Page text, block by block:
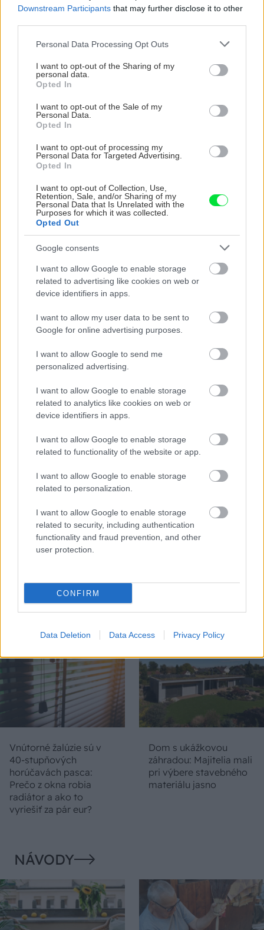
Downstream Participants that may further disclose it to other
Please note that this website/app uses one or more Google
not limited to your visit or usage behaviour. You may click to
grant or deny consent to Google and its third-party tags to
use your data for below specified purposes in below Google
consent section.
Personal Data Processing Opt Outs
I want to opt-out of the Sharing of my
personal data.
Opted In
I want to opt-out of the Sale of my
Personal Data.
Opted In
I want to opt-out of processing my
Personal Data for Targeted Advertising.
Opted In
I want to opt-out of Collection, Use,
Retention, Sale, and/or Sharing of my
Personal Data that Is Unrelated with the
Purposes for which it was collected.
Opted Out
Google consents
I want to allow Google to enable storage
related to advertising like cookies on web or
device identifiers in apps.
I want to allow my user data to be sent to
Google for online advertising purposes.
I want to allow Google to send me
personalized advertising.
I want to allow Google to enable storage
related to analytics like cookies on web or
device identifiers in apps.
I want to allow Google to enable storage
related to functionality of the website or app.
I want to allow Google to enable storage
related to personalization.
I want to allow Google to enable storage
related to security, including authentication
functionality and fraud prevention, and other
user protection.
CONFIRM
Data Deletion Data Access Privacy Policy
Na Morave prerobila
starú chalupu na
vojdete dnu, zabudnete,
že nie ste v Toskánsku
S motorovou pílou sa
Čičmanoch si postavil
montovaný domček v
duchu tradícií
10 najčastejších
skrytých chýb, ktoré
prekvapiť
Žena, búracie kladivo a
vôňa dreva: Takáto
1654 sa nevidí každý
deň!
DOM
alebo meniť kotol?
Návod, ako v nových
dotačných výzvach
zatepliť dom
Vnútorné žalúzie sú v
40-stupňových
horúčavách pasca:
Prečo z okna robia
radiátor a ako to
vyriešiť za pár eur?
Dom s ukážkovou
záhradou: Majitelia mali
pri výbere stavebného
materiálu jasno
NÁVODY